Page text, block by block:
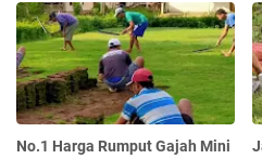
No.1 Harga Rumput Gajah Mini